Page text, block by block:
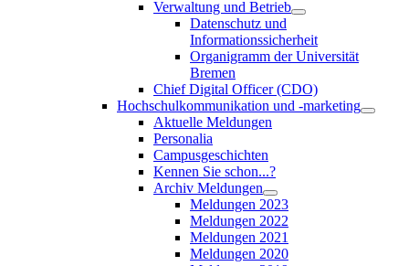
Verwaltung und Betrieb
Datenschutz und
Informationssicherheit
Organigramm der Universität
Bremen
Chief Digital Officer (CDO)
Hochschulkommunikation und -marketing
Aktuelle Meldungen
Personalia
Campusgeschichten
Kennen Sie schon...?
Archiv Meldungen
Meldungen 2023
Meldungen 2022
Meldungen 2021
Meldungen 2020